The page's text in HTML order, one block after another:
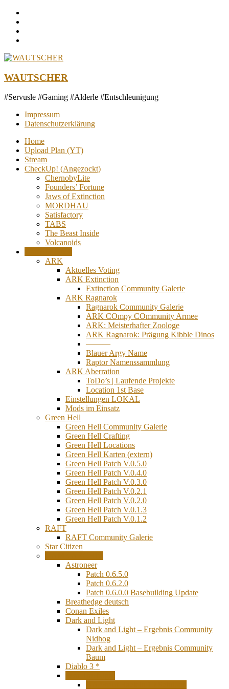
Zum
Inhalt
springen
WAUTSCHER
#Servusle #Gaming #Alderle #Entschleunigung
Impressum
Datenschutzerklärung
Home
Upload Plan (YT)
Stream
CheckUp! (Angezockt)
ChernobyLite
Founders’ Fortune
Jaws of Extinction
MORDHAU
Satisfactory
TABS
The Beast Inside
Volcanoids
ARK
Aktuelles Voting
ARK Extinction
Extinction Community Galerie
ARK Ragnarok
Ragnarok Community Galerie
ARK COmpy COmmunity Armee
ARK: Meisterhafter Zoologe
ARK Ragnarok: Prägung Kibble Dinos
———
Blauer Argy Name
Raptor Namenssammlung
ARK Aberration
ToDo’s | Laufende Projekte
Location 1st Base
Einstellungen LOKAL
Mods im Einsatz
Green Hell
Green Hell Community Galerie
Green Hell Crafting
Green Hell Locations
Green Hell Karten (extern)
Green Hell Patch V.0.5.0
Green Hell Patch V.0.4.0
Green Hell Patch V.0.3.0
Green Hell Patch V.0.2.1
Green Hell Patch V.0.2.0
Green Hell Patch V.0.1.3
Green Hell Patch V.0.1.2
RAFT
RAFT Community Galerie
Star Citizen
Astroneer
Patch 0.6.5.0
Patch 0.6.2.0
Patch 0.6.0.0 Basebuilding Update
Breathedge deutsch
Conan Exiles
Dark and Light
Dark and Light – Ergebnis Community
Nidhog
Dark and Light – Ergebnis Community
Baum
Diablo 3 *